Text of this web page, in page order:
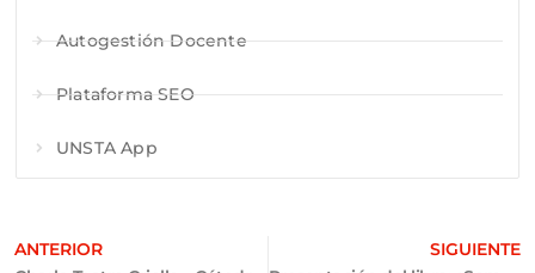
Autogestión Docente
Plataforma SEO
UNSTA App
ANTERIOR
SIGUIENTE